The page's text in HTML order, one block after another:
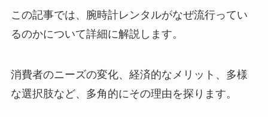
この記事では、腕時計レンタルがなぜ流行ってい
るのかについて詳細に解説します。
消費者のニーズの変化、経済的なメリット、多様
な選択肢など、多角的にその理由を探ります。